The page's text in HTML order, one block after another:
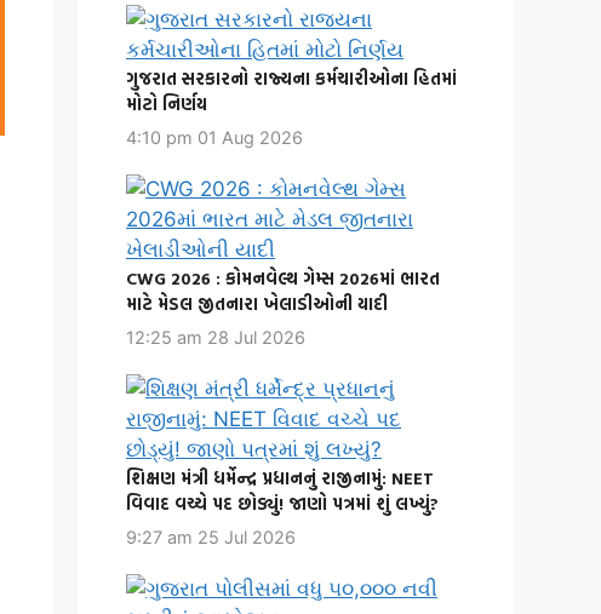
ગુજરાત સરકારનો રાજ્યના કર્મચારીઓના હિતમાં
મોટો નિર્ણય
4:10 pm 01 Aug 2026
CWG 2026 : કોમનવેલ્થ ગેમ્સ 2026માં ભારત
માટે મેડલ જીતનારા ખેલાડીઓની યાદી
12:25 am 28 Jul 2026
શિક્ષણ મંત્રી ધર્મેન્દ્ર પ્રધાનનું રાજીનામું: NEET
વિવાદ વચ્ચે પદ છોડ્યું! જાણો પત્રમાં શું લખ્યું?
9:27 am 25 Jul 2026